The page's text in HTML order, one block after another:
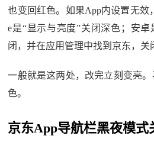
也变回红色。如果App内设置无效
e是“显示与亮度”关闭深色；安卓
闭，并在应用管理中找到京东，关
一般就是这两处，改完立刻变亮
色。
京东App导航栏黑夜模式